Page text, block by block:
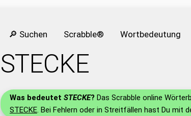
🔎 Suchen Scrabble® Wortbedeutung
STECKE
Was bedeutet STECKE? Das Scrabble online
STECKE. Bei Fehlern oder in Streitfällen hast Du mit